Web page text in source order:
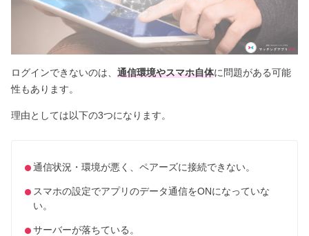
ログインできないのは、通信環境やスマホ自体に問題がある可能
性もあります。
理由としては以下の3つになります。
通信状況・環境が悪く、ペアーズに接続できない。
スマホの設定でアプリのデータ通信をONになっていな
い。
サーバーが落ちている。